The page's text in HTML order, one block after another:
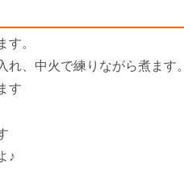
。
、中火で練りながら煮ます。
す
♪